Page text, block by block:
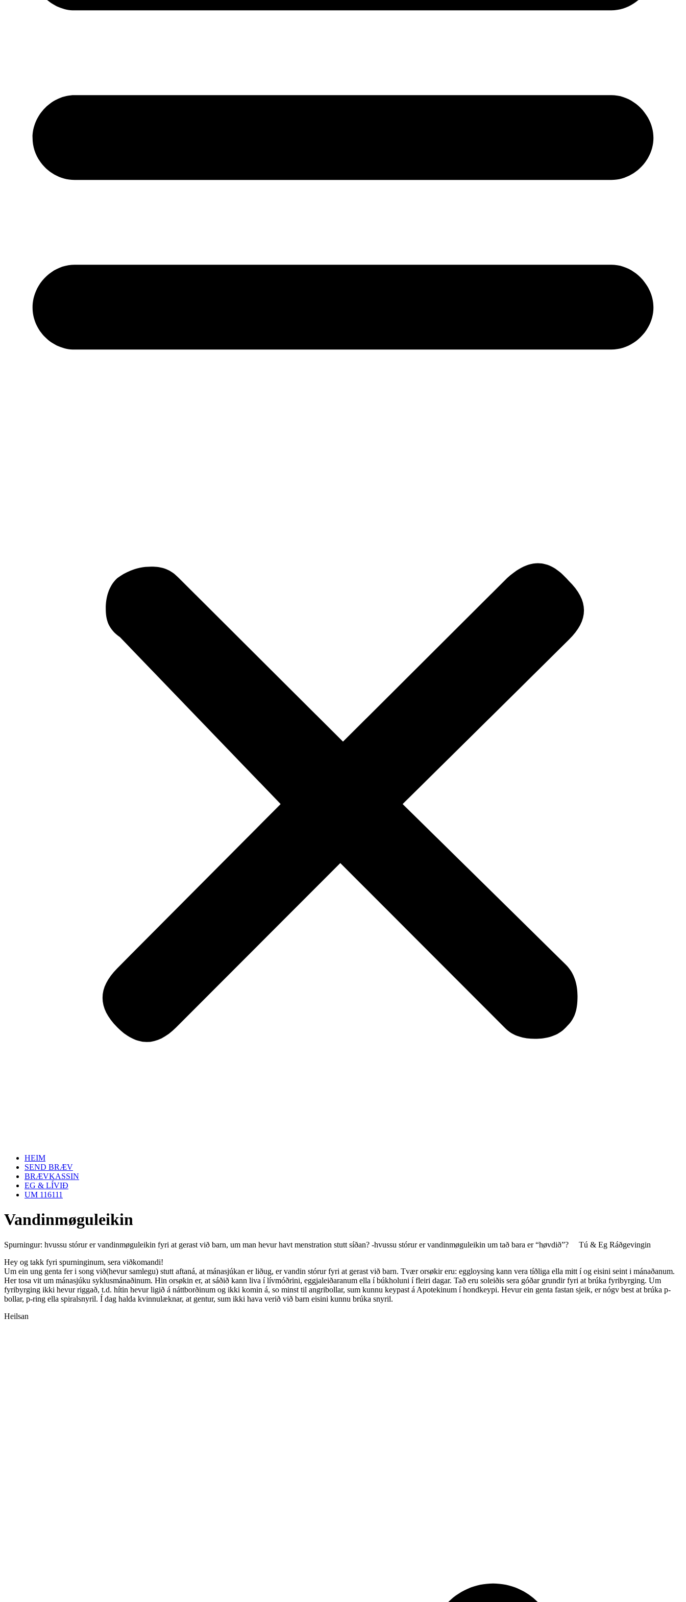
HEIM
SEND BRÆV
BRÆVKASSIN
EG & LÍVIÐ
UM 116111
Vandinmøguleikin
Spurningur: hvussu stórur er vandinmøguleikin fyri at gerast við barn, um man hevur havt menstration stutt síðan? -hvussu stórur er vandinmøguleikin um tað bara er “høvdið”? Tú & Eg Ráðgevingin
Hey og takk fyri spurninginum, sera viðkomandi!
Um ein ung genta fer i song við(hevur samlegu) stutt aftaná, at mánasjúkan er liðug, er vandin stórur fyri at gerast við barn. Tvær orsøkir eru: eggloysing kann vera tíðliga ella mitt í og eisini seint i mánaðanum.
Her tosa vit um mánasjúku syklusmánaðinum. Hin orsøkin er, at sáðið kann liva í lívmóðrini, eggjaleiðaranum ella í búkholuni í fleiri dagar. Tað eru soleiðis sera góðar grundir fyri at brúka fyribyrging. Um
fyribyrging ikki hevur riggað, t.d. hítin hevur ligið á náttborðinum og ikki komin á, so minst til angribollar, sum kunnu keypast á Apotekinum í hondkeypi. Hevur ein genta fastan sjeik, er nógv best at brúka p-
bollar, p-ring ella spiralsnyril. Í dag halda kvinnulæknar, at gentur, sum ikki hava verið við barn eisini kunnu brúka snyril.
Heilsan